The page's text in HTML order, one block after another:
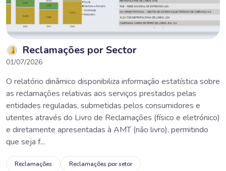
Reclamações por Sector
01/07/2026
O relatório dinâmico disponibiliza informação estatística sobre
as reclamações relativas aos serviços prestados pelas
entidades reguladas, submetidas pelos consumidores e
utentes através do Livro de Reclamações (físico e eletrónico)
e diretamente apresentadas à AMT (não livro), permitindo
que seja f...
Reclamações Reclamações por setor